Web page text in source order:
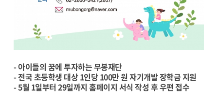
- 아이들의 꿈에 투자하는 무봉재단
- 전국 초등학생 대상 1인당 100만 원 자기개발 장학금 지원
- 5월 1일부터 29일까지 홈페이지 서식 작성 후 우편 접수